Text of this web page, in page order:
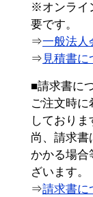
※オンライ
要です。
⇒一般法人
⇒ 見積書に
■請求書に
ご注文時
しておりま
尚、請求書
かかる場合
ざいます。
⇒請求書に